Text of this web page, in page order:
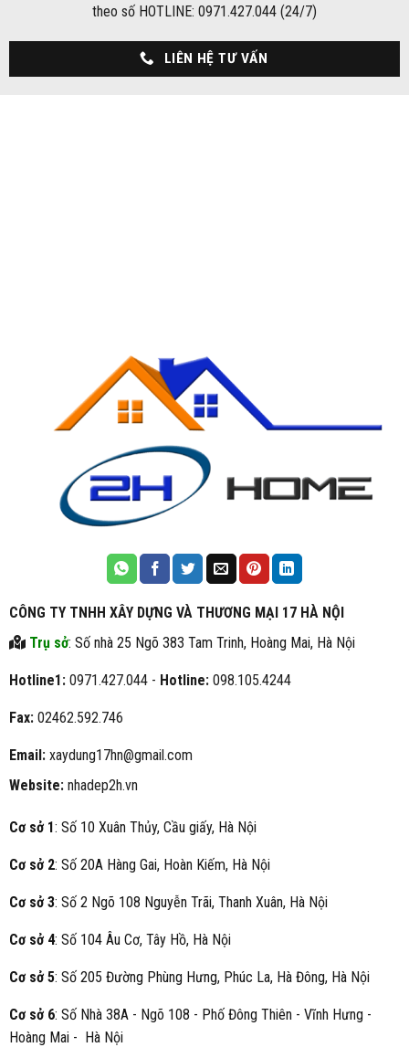
theo số HOTLINE: 0971.427.044 (24/7)
LIÊN HỆ TƯ VẤN
CÔNG TY TNHH XÂY DỰNG VÀ THƯƠNG MẠI 17 HÀ NỘI
Trụ sở: Số nhà 25 Ngõ 383 Tam Trinh, Hoàng Mai, Hà Nội
Hotline1:0971.427.044 - Hotline:098.105.4244
Fax:02462.592.746
Email:xaydung17hn@gmail.com
Website:nhadep2h.vn
Cơ sở 1: Số 10 Xuân Thủy, Cầu giấy, Hà Nội
Cơ sở 2: Số 20A Hàng Gai, Hoàn Kiếm, Hà Nội
Cơ sở 3: Số 2 Ngõ 108 Nguyễn Trãi, Thanh Xuân, Hà Nội
Cơ sở 4: Số 104 Âu Cơ, Tây Hồ, Hà Nội
Cơ sở 5: Số 205 Đường Phùng Hưng, Phúc La, Hà Đông, Hà Nội
Cơ sở 6: Số Nhà 38A - Ngõ 108 - Phố Đông Thiên - Vĩnh Hưng -
Hoàng Mai - Hà Nội